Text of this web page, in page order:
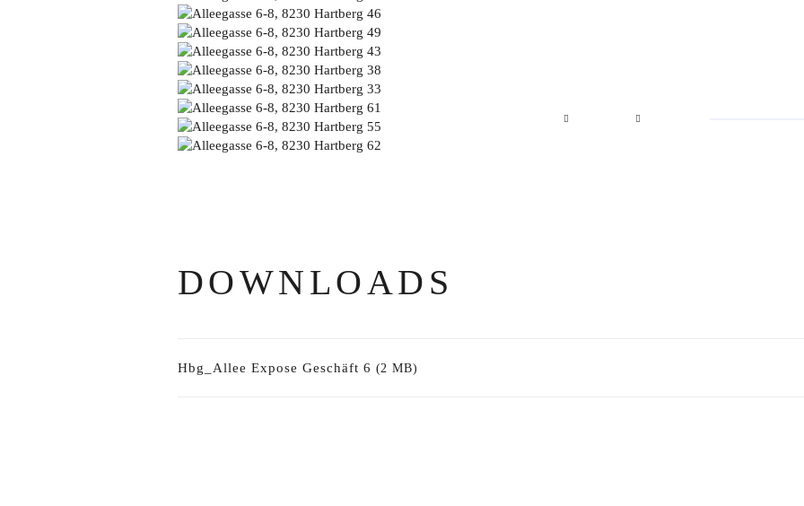
DOWNLOADS
Hbg_Allee Expose Geschäft 6 (2 MB)